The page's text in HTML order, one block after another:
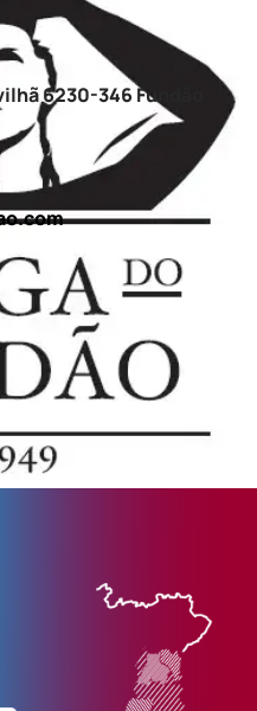
6230-346 Fundão